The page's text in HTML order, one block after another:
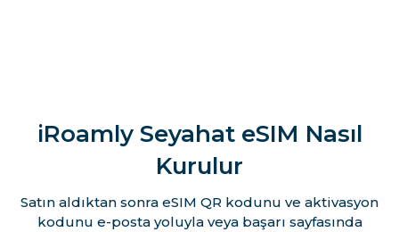
iRoamly Seyahat eSIM Nasıl
Kurulur
Satın aldıktan sonra eSIM QR kodunu ve aktivasyon
kodunu e-posta yoluyla veya başarı sayfasında